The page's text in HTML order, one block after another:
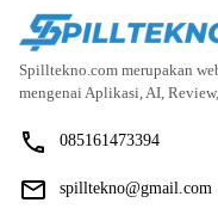
Spilltekno.com merupakan
mengenai Aplikasi, AI,
085161473394
spilltekno@gmail.com